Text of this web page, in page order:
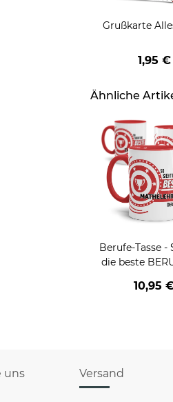
Grußkarte
1,95 €
Ähnliche
Berufe-Tasse -
die beste
Frauen
10,95
uns Versand